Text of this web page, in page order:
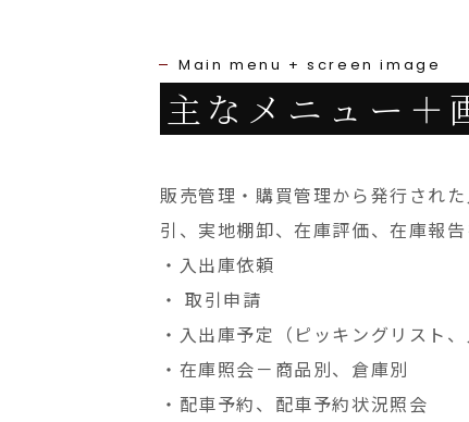
Main menu + screen image
主なメニュー＋
販売管理・購買管理から発行され
引、実地棚卸、在庫評価、在庫報
・ 入出庫依頼
・ 取引申請
・ 入出庫予定（ピッキングリスト、
・ 在庫照会－商品別、倉庫別
・ 配車予約、配車予約状況照会